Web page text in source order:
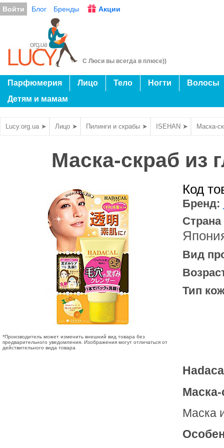
Войти Блог Бренды Акции
С Люси вы всегда в плюсе))
Парфюмерия Лицо Тело Ногти
Волосы
Детям и мамам
Lucy.org.ua ➤ Лицо ➤ Пилинги и скрабы ➤ ISEHAN ➤ Маска-
Маска-скраб из
*Производитель может изменить внешний вид товара без
предварительного уведомления. Изображения могут отличаться от
действительного вида товара
Код
Бренд:
Вид
Тип
Маска